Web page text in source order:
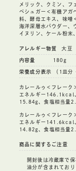
メリック、クミン、フ
ベシュガー＜有機アガ
料、酵母エキス、味噌
海洋深層水パウダー、
イヌリン、ケール粉末
アレルギー物質 大豆
内容量 180g
栄養成分表示 （1皿分
カレールゥ＜フレーク
エネルギー146.1kcal
15.84g、食塩相当量
カレールゥ＜フレーク
エネルギー141.6kcal
14.82g、食塩相当量
商品に関するご注意
開封後は冷蔵庫で
油分が含まれてお